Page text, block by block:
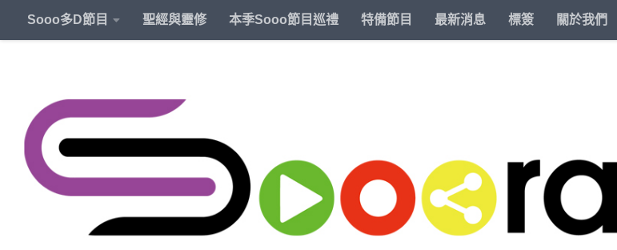
Sooo多D節目 聖經與靈修 本季Sooo節目巡禮 特備節目 最新消息 標簽 關於我們